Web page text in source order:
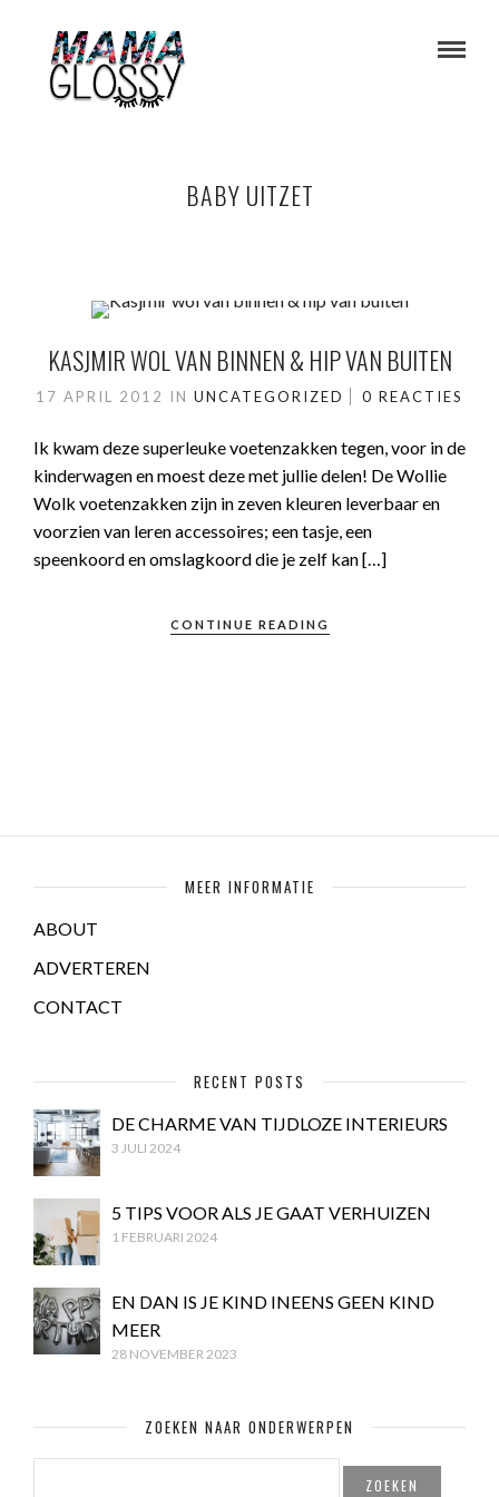
BABY UITZET
KASJMIR WOL VAN BINNEN & HIP VAN BUITEN
17 APRIL 2012 IN UNCATEGORIZED 0 REACTIES
Ik kwam deze superleuke voetenzakken tegen, voor in de
kinderwagen en moest deze met jullie delen! De Wollie
Wolk voetenzakken zijn in zeven kleuren leverbaar en
voorzien van leren accessoires; een tasje, een
speenkoord en omslagkoord die je zelf kan […]
CONTINUE READING
MEER INFORMATIE
ABOUT
ADVERTEREN
CONTACT
RECENT POSTS
DE CHARME VAN TIJDLOZE INTERIEURS
3 JULI 2024
5 TIPS VOOR ALS JE GAAT VERHUIZEN
1 FEBRUARI 2024
EN DAN IS JE KIND INEENS GEEN KIND
MEER
28 NOVEMBER 2023
ZOEKEN NAAR ONDERWERPEN
ZOEKEN